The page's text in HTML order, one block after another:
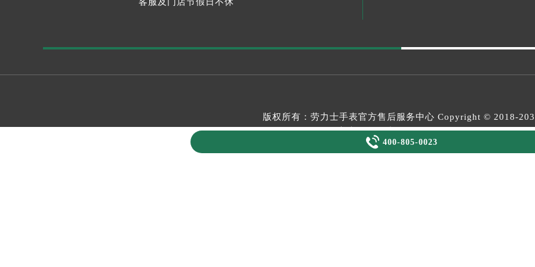
版权所有： 劳力士手表官方售后服务中心 Copyright © 2018-
客户服务热线：400-805-0023
网站备案/许可证号：吉ICP备2025030220号-49
 400-805-0023